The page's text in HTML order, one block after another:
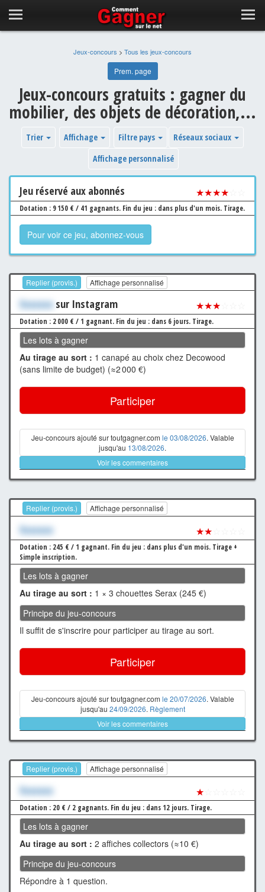
Jeux-concours > Tous les jeux-concours
Prem. page
Jeux-concours gratuits : gagner du
mobilier, des objets de décoration,...
Trier Affichage Filtre pays
Réseaux sociaux
Affichage personnalisé
Jeu réservé aux abonnés ★★★★
Dotation : 9 150 € / 41 gagnants. Fin du jeu : dans plus d'un mois. Tirage.
Pour voir ce jeu, abonnez-vous
Replier (provis.) Affichage personnalisé
Xxxxxxx sur Instagram ★★★
Dotation : 2 000 € / 1 gagnant. Fin du jeu : dans 6 jours. Tirage.
Les lots à gagner
Au tirage au sort : 1 canapé au choix chez Decowood
(sans limite de budget) (≈2 000 €)
Participer
Jeu-concours ajouté sur toutgagner.com le 03/08/2026. Valable
jusqu'au 13/08/2026.
Voir les commentaires
Replier (provis.) Affichage personnalisé
Xxxxxxx ★★
Dotation : 245 € / 1 gagnant. Fin du jeu : dans plus d'un mois. Tirage +
Simple inscription.
Les lots à gagner
Au tirage au sort : 1 × 3 chouettes Serax (245 €)
Principe du jeu-concours
Il suffit de s'inscrire pour participer au tirage au sort.
Participer
Jeu-concours ajouté sur toutgagner.com le 20/07/2026. Valable
jusqu'au 24/09/2026. Règlement
Voir les commentaires
Replier (provis.) Affichage personnalisé
Xxxxxxx ★
Dotation : 20 € / 2 gagnants. Fin du jeu : dans 12 jours. Tirage.
Les lots à gagner
Au tirage au sort : 2 affiches collectors (≈10 €)
Principe du jeu-concours
Répondre à 1 question.